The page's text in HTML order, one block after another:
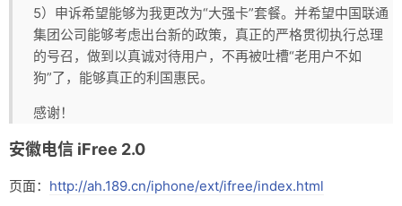
5）申诉希望能够为我更改为“大强卡”套餐。并希望中国联通
集团公司能够考虑出台新的政策，真正的严格贯彻执行总理
的号召，做到以真诚对待用户，不再被吐槽“老用户不如
狗”了，能够真正的利国惠民。
感谢！
安徽电信 iFree 2.0
页面： http://ah.189.cn/iphone/ext/ifree/index.html